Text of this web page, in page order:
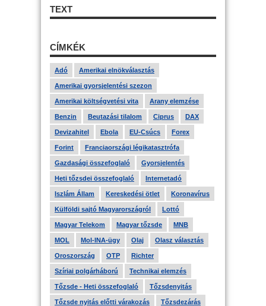
TEXT
CÍMKÉK
Adó Amerikai elnökválasztás
Amerikai gyorsjelentési szezon
Amerikai költségvetési vita Arany elemzése
Benzin Beutazási tilalom Ciprus DAX
Devizahitel Ebola EU-Csúcs Forex
Forint Franciaországi légikatasztrófa
Gazdasági összefoglaló Gyorsjelentés
Heti tőzsdei összefoglaló Internetadó
Iszlám Állam Kereskedési ötlet Koronavírus
Külföldi sajtó Magyarországról Lottó
Magyar Telekom Magyar tőzsde MNB
MOL Mol-INA-ügy Olaj Olasz választás
Oroszország OTP Richter
Szíriai polgárháború Technikai elemzés
Tőzsde - Heti összefoglaló Tőzsdenyitás
Tőzsde nyitás előtti várakozás Tőzsdezárás